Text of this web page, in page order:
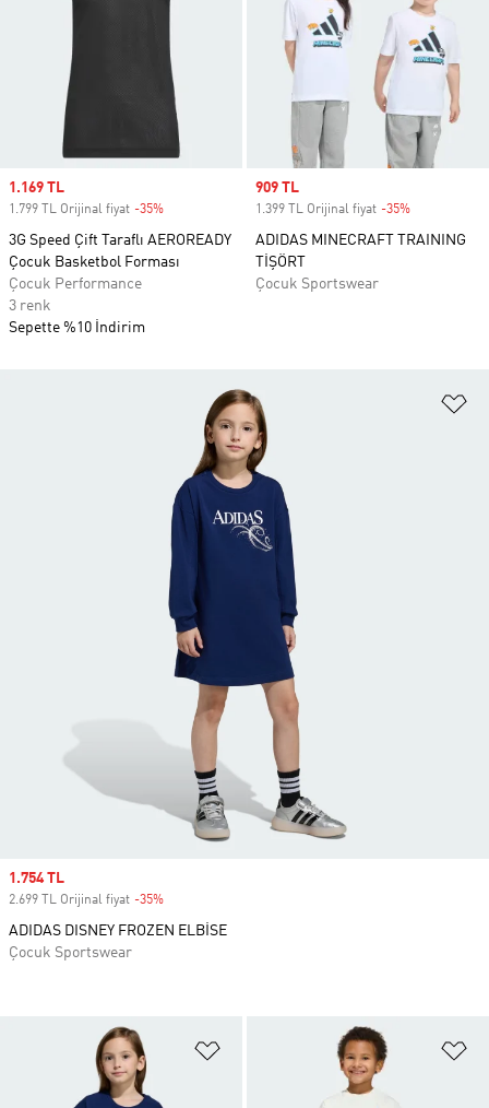
Sale price
1.169 TL
1.799 TL Orijinal fiyat -35%
3G Speed Çift Taraflı AEROREADY
Çocuk Basketbol Forması
Çocuk Performance
3 renk
Sepette %10 İndirim
Sale price
909 TL
1.399 TL Orijinal fiyat -35%
ADIDAS MINECRAFT TRAINING
TİŞÖRT
Çocuk Sportswear
Favori Listesine Ekle
Sale price
1.754 TL
2.699 TL Orijinal fiyat -35%
ADIDAS DISNEY FROZEN ELBİSE
Çocuk Sportswear